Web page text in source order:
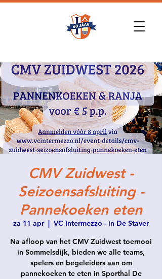
CMV Zuidwest -
Seizoensafsluiting -
Pannekoeken eten
za 11 apr
  |
VC Intermezzo - in De Staver
Na afloop van het CMV Zuidwest toernooi
in Sommelsdijk, bieden we alle teams,
spelers en begeleiders aan om
pannekoeken te eten in Sporthal De